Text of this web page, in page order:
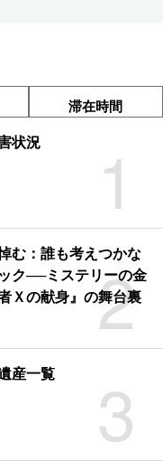
滞在時間
1
状況
2
む：誰も考えつかな
ク──ミステリーの金
Ｘの献身』の舞台裏
3
産一覧